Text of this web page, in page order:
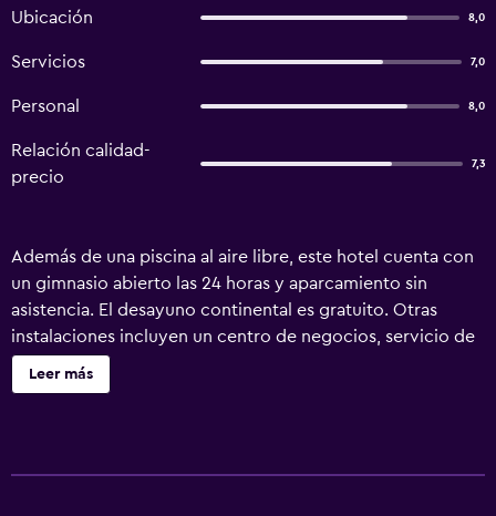
Ubicación 8,0
Servicios 7,0
Personal 8,0
Relación calidad-
precio
7,3
Además de una piscina al aire libre, este hotel cuenta con
un gimnasio abierto las 24 horas y aparcamiento sin
asistencia. El desayuno continental es gratuito. Otras
instalaciones incluyen un centro de negocios, servicio de
recepción 24 horas y una sala de ordenadores. Se ofrece
un servicio de limpieza a petición. Ocean Beach Palace
Leer más